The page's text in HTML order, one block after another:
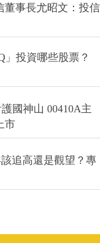
董事長尤昭文：投信
」投資哪些股票？
國神山 00410A主
市
追高還是觀望？專